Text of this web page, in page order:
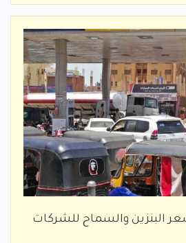
البنزين والسماح للشركات